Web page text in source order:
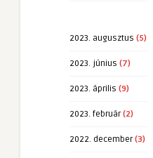
2023. augusztus (5)
2023. június (7)
2023. április (9)
2023. február(2)
2022. december(3)